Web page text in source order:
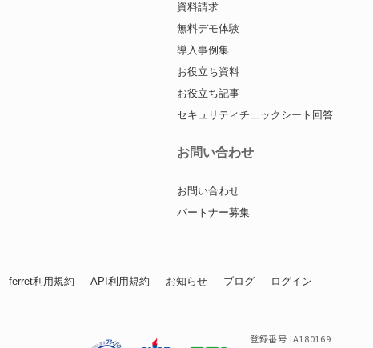
資料請求
無料デモ体験
導入事例集
お役立ち資料
お役立ち記事
セキュリティチェックシート回答
お問い合わせ
お問い合わせ
パートナー募集
ferret利用規約 API利用規約 お知らせ ブログ ログイン
登録番号 IA180169